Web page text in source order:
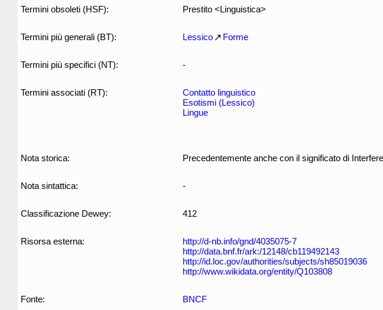
Termini obsoleti (HSF): Prestito <Linguistica>
Termini più generali (BT): Lessico Forme
Termini più specifici (NT): -
Termini associati (RT):
Contatto linguistico
Esotismi (Lessico)
Lingue
Nota storica: Precedentemente anche con il significato di
Nota sintattica: -
Classificazione Dewey: 412
Risorsa esterna:
http://d-nb.info/gnd/4035075-7
http://data.bnf.fr/ark:/12148/cb119492143
http://id.loc.gov/authorities/subjects/sh85019036
http://www.wikidata.org/entity/Q103808
Fonte: BNCF